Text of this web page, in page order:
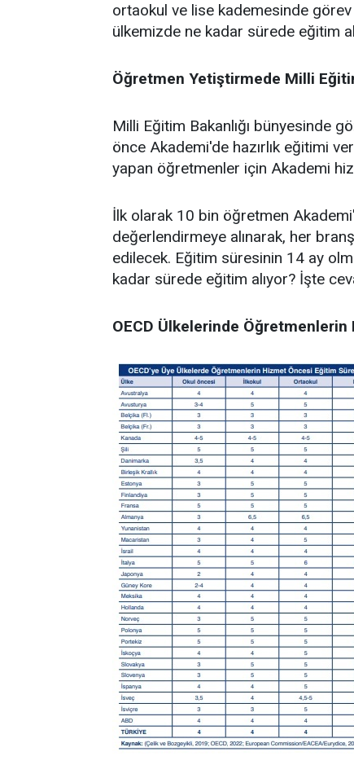
ortaokul ve lise kademesinde
ülkemizde ne kadar sürede eğitim
Öğretmen Yetiştirmede Milli
Milli Eğitim Bakanlığı bünyesinde
önce Akademi'de hazırlık eğitimi
yapan öğretmenler için Akademi
İlk olarak 10 bin öğretmen
değerlendirmeye alınarak, her
edilecek. Eğitim süresinin 14 ay
kadar sürede eğitim alıyor? İşte
OECD Ülkelerinde Öğretmenlerin